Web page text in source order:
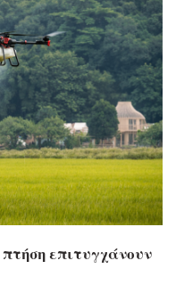
επιτυγχάνουν